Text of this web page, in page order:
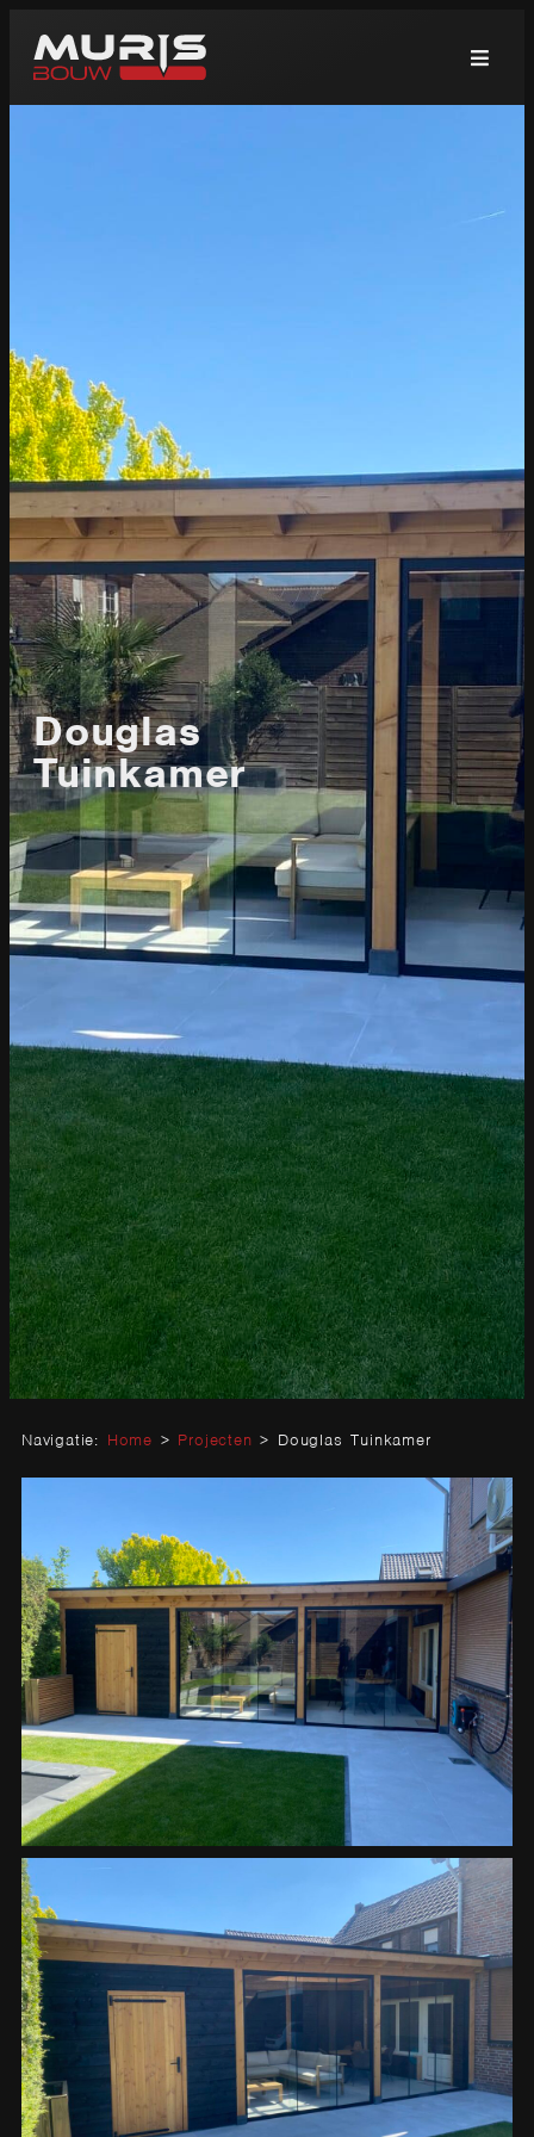
Douglas
Tuinkamer
Navigatie: Home > Projecten > Douglas Tuinkamer